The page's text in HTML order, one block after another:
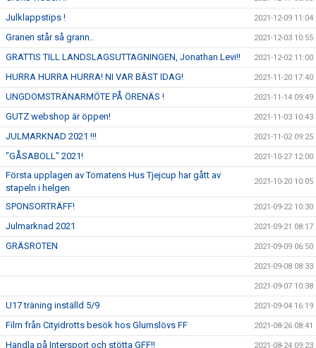
Julklappstips ! 2021-12-09 11:04
Granen står så grann.. 2021-12-03 10:55
GRATTIS TILL LANDSLAGSUTTAGNINGEN, Jonathan Levi!! 2021-12-02 11:00
HURRA HURRA HURRA! NI VAR BÄST IDAG! 2021-11-20 17:40
UNGDOMSTRÄNARMÖTE PÅ ÖRENÄS ! 2021-11-14 09:49
GUTZ webshop är öppen! 2021-11-03 10:43
JULMARKNAD 2021 !!! 2021-11-02 09:25
"GÅSABOLL" 2021! 2021-10-27 12:00
Första upplagen av Tomatens Hus Tjejcup har gått av
stapeln i helgen
2021-10-20 10:05
SPONSORTRÄFF! 2021-09-22 10:30
Julmarknad 2021 2021-09-21 08:17
GRÄSROTEN 2021-09-09 06:50
2021-09-08 08:33
2021-09-07 10:38
U17 träning inställd 5/9 2021-09-04 16:19
Film från Cityidrotts besök hos Glumslövs FF 2021-08-26 08:41
Handla på Intersport och stötta GFF!! 2021-08-24 09:23